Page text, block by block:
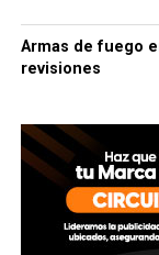
Armas de fuego
revisiones